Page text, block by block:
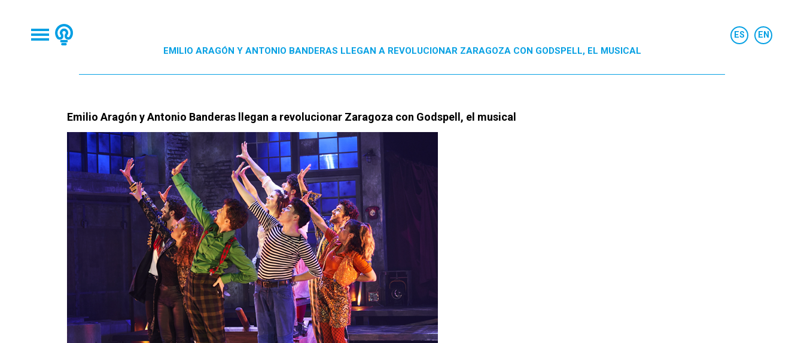
EMILIO ARAGÓN Y ANTONIO BANDERAS LLEGAN A REVOLUCIONAR ZARAGOZA CON GODSPELL, EL MUSICAL
Emilio Aragón y Antonio Banderas llegan a revolucionar Zaragoza con Godspell, el musical